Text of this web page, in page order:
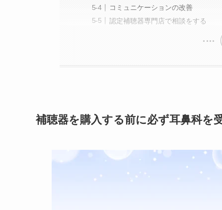
コミュニケーションの改善
認定補聴器専門店で相談をする
補聴器を購入する前に必ず耳鼻科を